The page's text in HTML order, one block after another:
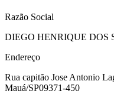
Razão Social
DIEGO HENRIQUE DOS
Endereço
Rua capitão Jose Antonio
Mauá/SP09371-450